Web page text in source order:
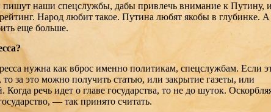
пишут наши спецслужбы, дабы привлечь внимание к Путину,
Народ любит такое. Путина любят якобы в глубинке. А
еще больше.
нужна как вброс именно политикам, спецслужбам. Если
за это можно получить статью, или закрытие газеты, или
Когда речь идет о главе государства, то не до шуток.
— так принято считать.